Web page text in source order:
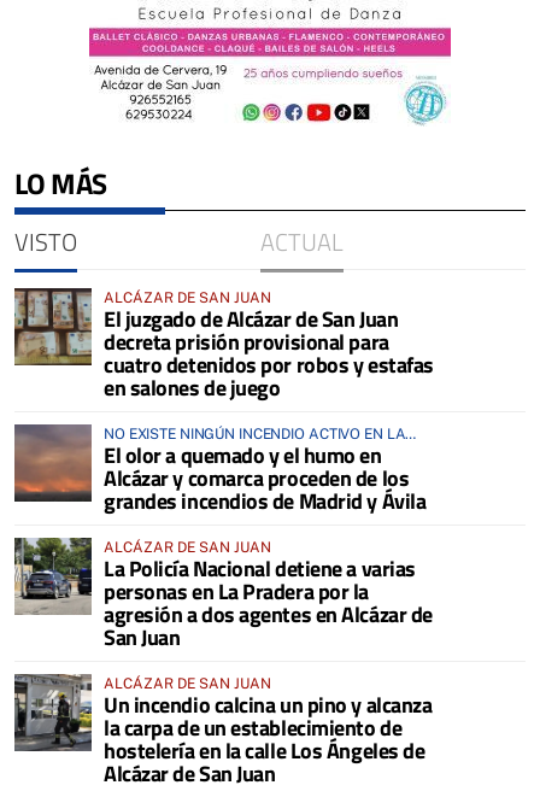
LO MÁS
VISTO ACTUAL
ALCÁZAR DE SAN JUAN
El juzgado de Alcázar de San Juan
decreta prisión provisional para
cuatro detenidos por robos y estafas
en salones de juego
NO EXISTE NINGÚN INCENDIO ACTIVO EN LA
COMARCA
El olor a quemado y el humo en
Alcázar y comarca proceden de los
grandes incendios de Madrid y Ávila
ALCÁZAR DE SAN JUAN
La Policía Nacional detiene a varias
personas en La Pradera por la
agresión a dos agentes en Alcázar de
San Juan
ALCÁZAR DE SAN JUAN
Un incendio calcina un pino y alcanza
la carpa de un establecimiento de
hostelería en la calle Los Ángeles de
Alcázar de San Juan